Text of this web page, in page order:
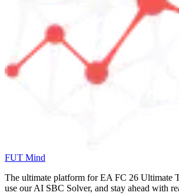
FUT Mind
The ultimate platform for EA FC 26 Ultimate
use our AI SBC Solver, and stay ahead with